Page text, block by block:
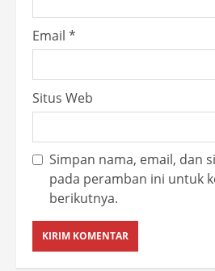
Email *
Situs Web
Simpan nama, email, dan
pada peramban ini untuk
berikutnya.